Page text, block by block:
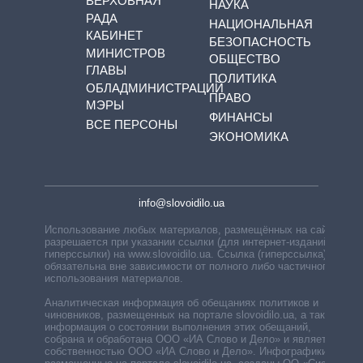
РАДА
КАБИНЕТ
МИНИСТРОВ
ГЛАВЫ
ОБЛАДМИНИСТРАЦИЙ
МЭРЫ
ВСЕ ПЕРСОНЫ
НАУКА
НАЦИОНАЛЬНАЯ
БЕЗОПАСНОСТЬ
ОБЩЕСТВО
ПОЛИТИКА
ПРАВО
ФИНАНСЫ
ЭКОНОМИКА
info@slovoidilo.ua
Использование любых материалов, размещённых на сайте,
разрешается при указании ссылки (для интернет-изданий —
гиперссылки) на www.slovoidilo.ua. Ссылка (гиперссылка)
обязательна вне зависимости от полного либо частичного
использования материалов.
Аналитическая информация об обещаниях политиков и
чиновников, размещенных на портале slovoidilo.ua, а также
информация о состоянии выполнения этих обещаний,
собрана и обработана ООО «ИА Слово и Дело» и является
собственностью ООО «ИА Слово и Дело». Инфографики,